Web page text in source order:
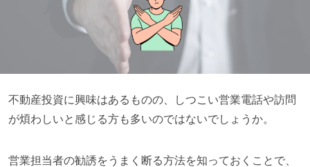
不動産投資に興味はあるものの、しつこい営業電話や訪問
が煩わしいと感じる方も多いのではないでしょうか。
営業担当者の勧誘をうまく断る方法を知っておくことで、